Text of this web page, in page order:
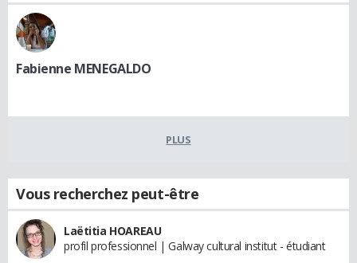
Fabienne MENEGALDO
PLUS
Vous recherchez peut-être
Laëtitia HOAREAU
profil professionnel | Galway cultural institut - étudiant